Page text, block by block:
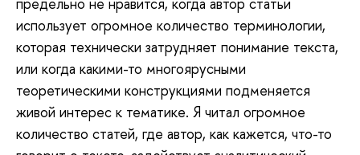
использует огромное количество терминологии,
которая технически затрудняет понимание текста,
или когда какими-то многоярусными
теоретическими конструкциями подменяется
живой интерес к тематике. Я читал огромное
количество статей, где автор, как кажется, что-то